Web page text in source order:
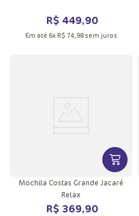
R$ 449,90
Em até 6x R$ 74, 98sem juros
VER
Mochila Costas Grande Jacaré
Relax
R$ 369,90